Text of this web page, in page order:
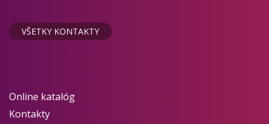
VŠETKY KONTAKTY
Online katalóg
Kontakty